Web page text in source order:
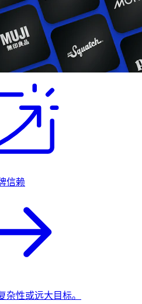
信赖
杂性或远大目标。